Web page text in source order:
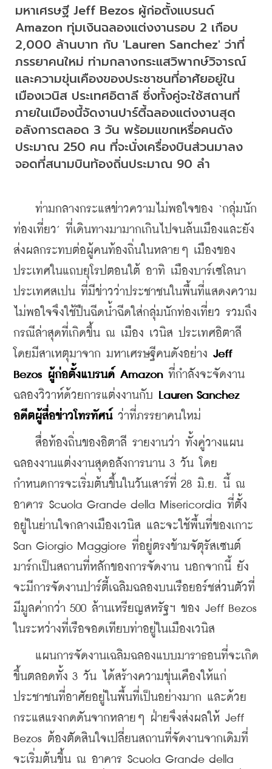
มหาเศรษฐี Jeff Bezos ผู้ก่อตั้งแบรนด์
Amazon ทุ่มเงินฉลองแต่งงานรอบ 2 เกือบ
2,000 ล้านบาท กับ 'Lauren Sanchez' ว่าที่
ภรรยาคนใหม่ ท่ามกลางกระแสวิพากษ์วิจารณ์
และความขุ่นเคืองของประชาชนที่อาศัยอยู่ใน
เมืองเวนิส ประเทศอิตาลี ซึ่งทั้งคู่จะใช้สถานที่
ภายในเมืองนี้จัดงานปาร์ตี้ฉลองแต่งงานสุด
อลังการตลอด 3 วัน พร้อมแขกเหรื่อคนดัง
ประมาณ 250 คน ที่จะนั่งเครื่องบินส่วนมาลง
จอดที่สนามบินท้องถิ่นประมาณ 90 ลำ
ท่ามกลางกระแสข่าวความไม่พอใจของ ‘กลุ่มนัก
ท่องเที่ยว’ ที่เดินทางมามากเกินไปจนล้นเมืองและยัง
ส่งผลกระทบต่อผู้คนท้องถิ่นในหลายๆ เมืองของ
ประเทศในแถบยุโรปตอนใต้ อาทิ เมืองบาร์เซโลนา
ประเทศสเปน ที่มีข่าวว่าประชาชนในพื้นที่แสดงความ
ไม่พอใจจึงใช้ปืนฉีดน้ำฉีดใส่กลุ่มนักท่องเที่ยว รวมถึง
กรณีล่าสุดที่เกิดขึ้น ณ เมือง เวนิส ประเทศอิตาลี
โดยมีสาเหตุมาจาก มหาเศรษฐีคนดังอย่าง Jeff
Bezos ผู้ก่อตั้งแบรนด์ Amazon ที่กำลังจะจัดงาน
ฉลองวิวาห์ด้วยการแต่งงานกับ
Lauren Sanchez
อดีตผู้สื่อข่าวโทรทัศน์ ว่าที่ภรรยาคนใหม่
สื่อท้องถิ่นของอิตาลี รายงานว่า ทั้งคู่วางแผน
ฉลองงานแต่งงานสุดอลังการนาน 3 วัน โดย
กำหนดการจะเริ่มต้นขึ้นในวันเสาร์ที่ 28 มิ.ย. นี้ ณ
อาคาร Scuola Grande della Misericordia ที่ตั้ง
อยู่ในย่านใจกลางเมืองเวนิส และจะใช้พื้นที่ของเกาะ
San Giorgio Maggiore ที่อยู่ตรงข้ามจัตุรัสเซนต์
มาร์กเป็นสถานที่หลักของการจัดงาน นอกจากนี้ ยัง
จะมีการจัดงานปาร์ตี้เฉลิมฉลองบนเรือยอร์ชส่วนตัวที่
มีมูลค่ากว่า 500 ล้านเหรียญสหรัฐฯ ของ Jeff Bezos
ในระหว่างที่เรือจอดเทียบท่าอยู่ในเมืองเวนิส
แผนการจัดงานเฉลิมฉลองแบบมาราธอนที่จะเกิด
ขึ้นตลอดทั้ง 3 วัน ได้สร้างความขุ่นเคืองให้แก่
ประชาชนที่อาศัยอยู่ในพื้นที่เป็นอย่างมาก และด้วย
กระแสแรงกดดันจากหลายๆ ฝ่ายจึงส่งผลให้ Jeff
Bezos ต้องตัดสินใจเปลี่ยนสถานที่จัดงานจากเดิมที่
จะเริ่มต้นขึ้น ณ อาคาร Scuola Grande della